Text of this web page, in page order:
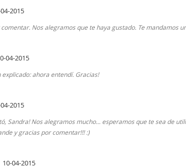
2015
Nos alegramos que te haya gustado. Te mandamos
04-2015
ahora entendí. Gracias!
2015
Sandra! Nos alegramos mucho... esperamos que te sea de
y gracias por comentar!!! :)
10-04-2015